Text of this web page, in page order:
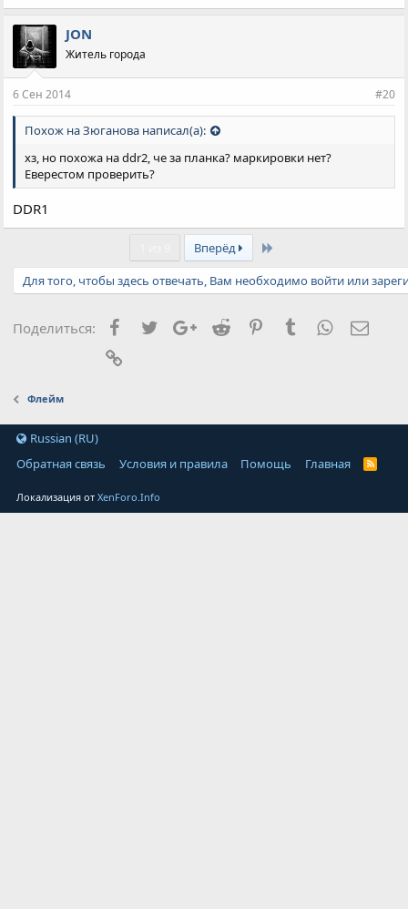
JON
Житель города
6 Сен 2014 #20
Похож на Зюганова написал(а):
хз, но похожа на ddr2, че за планка? маркировки нет?
Еверестом проверить?
DDR1
Вперёд Last
Для того, чтобы здесь отвечать, Вам необходимо войти или
Поделиться: Facebook
TwitterGoogle+
Reddit PinterestTumblrWhatsApp
Флейм
Russian (RU)
Обратная связь
Условия и правила Помощь Главная
Локализация отXenForo.Info